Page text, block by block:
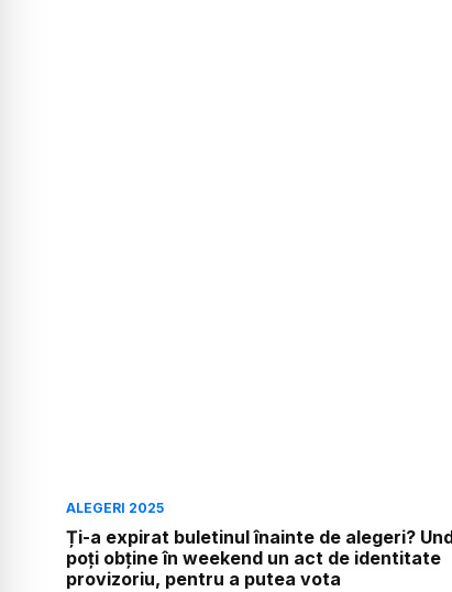
ALEGERI 2025
Ți-a expirat buletinul înainte de alegeri?
poți obține în weekend un act de identitate
provizoriu, pentru a putea vota